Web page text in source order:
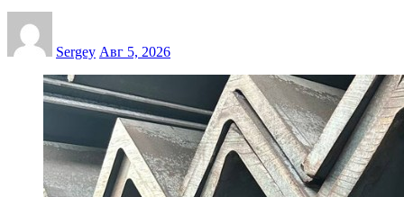
Sergey Авг 5, 2026